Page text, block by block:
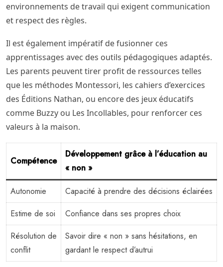
environnements de travail qui exigent communication
et respect des règles.
Il est également impératif de fusionner ces
apprentissages avec des outils pédagogiques adaptés.
Les parents peuvent tirer profit de ressources telles
que les méthodes Montessori, les cahiers d’exercices
des Éditions Nathan, ou encore des jeux éducatifs
comme Buzzy ou Les Incollables, pour renforcer ces
valeurs à la maison.
Compétence
Développement grâce à l’éducation au
« non »
Autonomie
Capacité à prendre des décisions éclairées
Estime de soi
Confiance dans ses propres choix
Résolution de
conflit
Savoir dire « non » sans hésitations, en
gardant le respect d’autrui